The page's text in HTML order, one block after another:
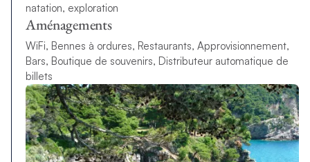
natation, exploration
Aménagements
WiFi, Bennes à ordures, Restaurants, Approvisionnement,
Bars, Boutique de souvenirs, Distributeur automatique de
billets